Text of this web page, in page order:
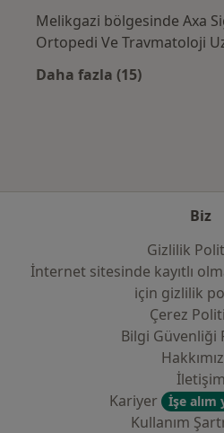
Melikgazi bölgesinde Axa
Ortopedi Ve Travmatoloji
Daha fazla (15)
Biz
Gizlilik
İnternet sitesinde kayıtlı
i̇çin gizlilik
Çerez
Bilgi Güvenliği
İletişim
Kariyer
İşe alım
Kullanım